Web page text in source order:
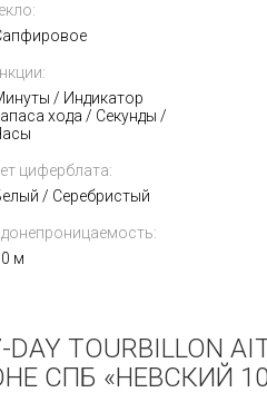
/ Индикатор
хода / Секунды /
циферблата:
/ Серебристый
м
DAY
СПБ «НЕВСКИЙ